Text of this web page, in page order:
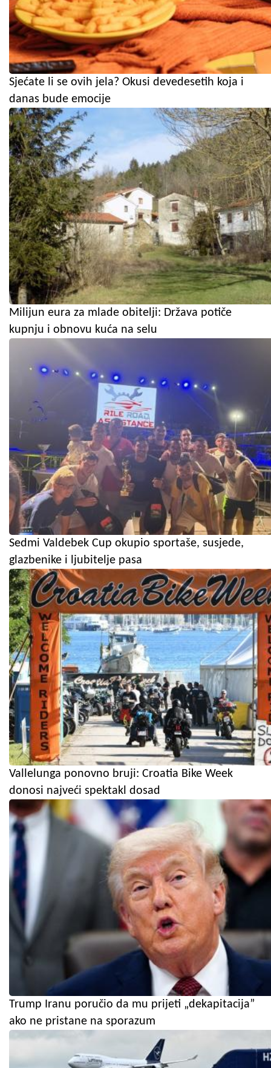
Sjećate li se ovih jela? Okusi devedesetih koja i
danas bude emocije
Milijun eura za mlade obitelji: Država potiče
kupnju i obnovu kuća na selu
Sedmi Valdebek Cup okupio sportaše, susjede,
glazbenike i ljubitelje pasa
Vallelunga ponovno bruji: Croatia Bike Week
donosi najveći spektakl dosad
Trump Iranu poručio da mu prijeti „dekapitacija”
ako ne pristane na sporazum